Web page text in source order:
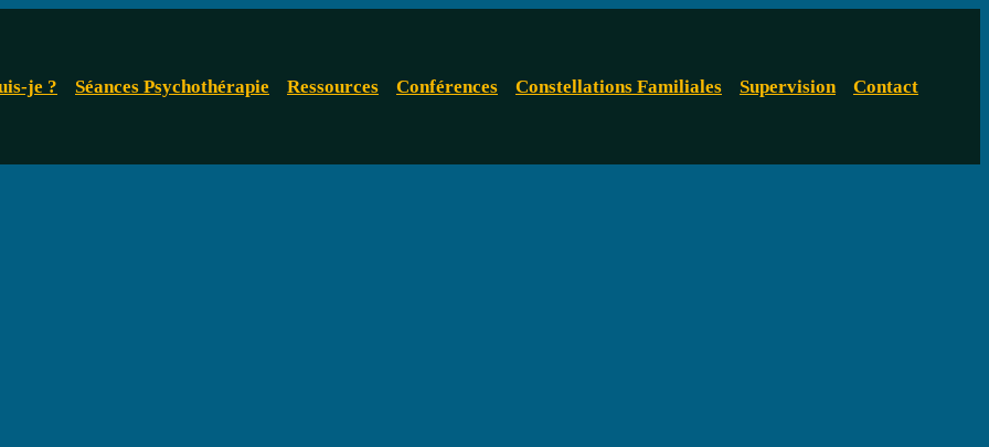
je ? Séances Psychothérapie Ressources Conférences Constellations Familiales Supervision Contact